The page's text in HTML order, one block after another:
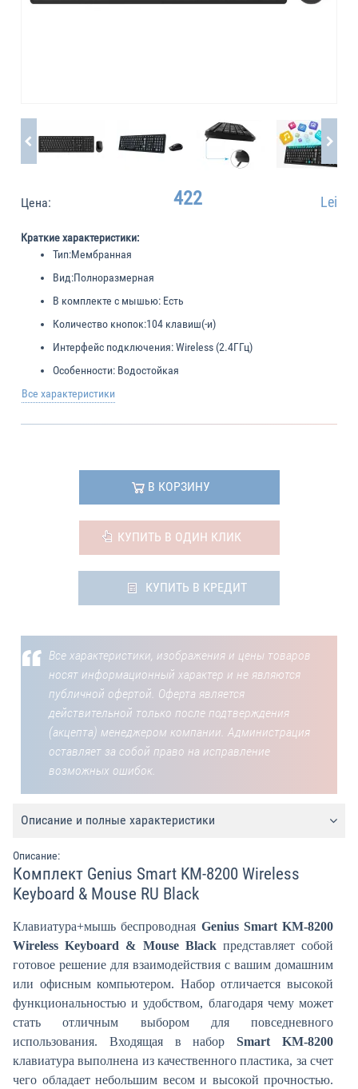
Цена: 422 Lei
Краткие характеристики:
Тип:Мембранная
Вид:Полноразмерная
В комплекте с мышью: Есть
Количество кнопок:104 клавиш(-и)
Интерфейс подключения:Wireless (2.4ГГц)
Особенности: Водостойкая
Все характеристики
В КОРЗИНУ
КУПИТЬ В ОДИН КЛИК
КУПИТЬ В КРЕДИТ
Все характеристики, изображения и цены товаров
носят информационный характер и не являются
публичной офертой. Оферта является
действительной только после подтверждения
(акцепта) менеджером компании. Администрация
оставляет за собой право на исправление
возможных ошибок.
Описание и полные характеристики
Описание:
Комплект Genius Smart KM-8200 Wireless
Keyboard & Mouse RU Black
Клавиатура+мышь беспроводная Genius Smart KM-8200
Wireless Keyboard & Mouse Blackпредставляет собой
готовое решение для взаимодействия с вашим домашним
или офисным компьютером. Набор отличается высокой
функциональностью и удобством, благодаря чему может
стать отличным выбором для повседневного
использования. Входящая в наборSmart KM-8200
клавиатура выполнена из качественного пластика, за счет
чего обладает небольшим весом и высокой прочностью.